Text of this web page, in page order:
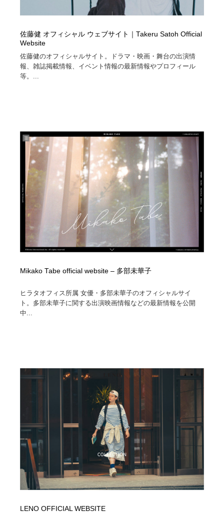
佐藤健 オフィシャル ウェブサイト｜Takeru Satoh Official
Website
佐藤健のオフィシャルサイト。ドラマ・映画・舞台の出演情
報、雑誌掲載情報、イベント情報の最新情報やプロフィール
等。...
Mikako Tabe official website – 多部未華子
ヒラタオフィス所属 女優・多部未華子のオフィシャルサイ
ト。多部未華子に関する出演映画情報などの最新情報を公開
中...
LENO OFFICIAL WEBSITE